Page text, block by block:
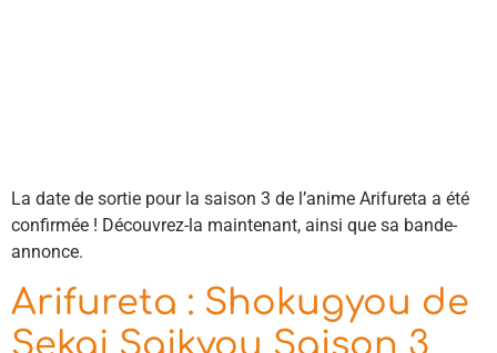
La date de sortie pour la saison 3 de l’anime Arifureta a été
confirmée ! Découvrez-la maintenant, ainsi que sa bande-
annonce.
Arifureta : Shokugyou de
Sekai Saikyou Saison 3